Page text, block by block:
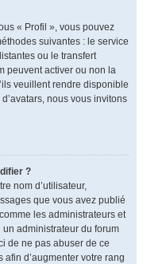
« Profil », vous pouvez
suivantes : le service
ou le transfert
peuvent activer ou non la
veuillent rendre disponible
nous vous invitons
?
nom d’utilisateur,
que vous avez publié
les administrateurs et
administrateur du forum
de ne pas abuser de ce
d’augmenter votre rang